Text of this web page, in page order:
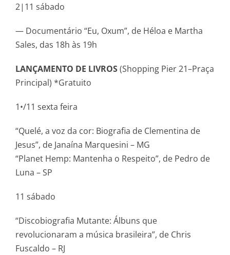
2|11 sábado
— Documentário “Eu, Oxum”, de Héloa e Martha
Sales, das 18h às 19h
LANÇAMENTO DE LIVROS(Shopping Pier 21–Praça
Principal) *Gratuito
1•/11 sexta feira
“Quelé, a voz da cor: Biografia de Clementina de
Jesus”, de Janaína Marquesini – MG
“Planet Hemp: Mantenha o Respeito”, de Pedro de
Luna – SP
11 sábado
“Discobiografia Mutante: Álbuns que
revolucionaram a música brasileira”, de Chris
Fuscaldo – RJ